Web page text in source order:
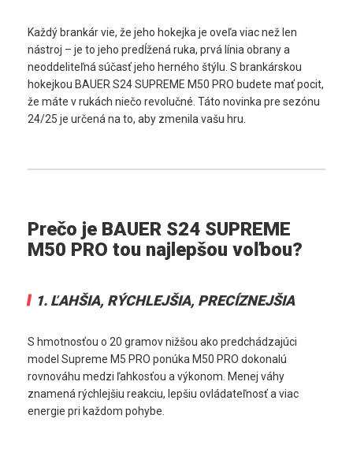
Každý brankár vie, že jeho hokejka je oveľa viac než len
nástroj – je to jeho predĺžená ruka, prvá línia obrany a
neoddeliteľná súčasť jeho herného štýlu. S brankárskou
hokejkou BAUER S24 SUPREME M50 PRO budete mať pocit,
že máte v rukách niečo revolučné. Táto novinka pre sezónu
24/25 je určená na to, aby zmenila vašu hru.
Prečo je BAUER S24 SUPREME
M50 PRO tou najlepšou voľbou?
1. ĽAHŠIA, RÝCHLEJŠIA, PRECÍZNEJŠIA
S hmotnosťou o 20 gramov nižšou ako predchádzajúci
model Supreme M5 PRO ponúka M50 PRO dokonalú
rovnováhu medzi ľahkosťou a výkonom. Menej váhy
znamená rýchlejšiu reakciu, lepšiu ovládateľnosť a viac
energie pri každom pohybe.